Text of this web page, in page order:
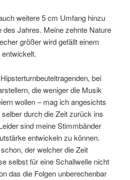
weitere 5 cm Umfang hinzu
Jahres. Meine zehnte Nature
größer wird gefällt einem
bei
die weniger die Musik
wollen – mag ich angesichts
durch die Zeit zurück ins
sind meine Stimmbänder
entwickeln zu können.
der welcher die Zeit
selbst für eine Schallwelle nicht
das die Folgen unberechenbar